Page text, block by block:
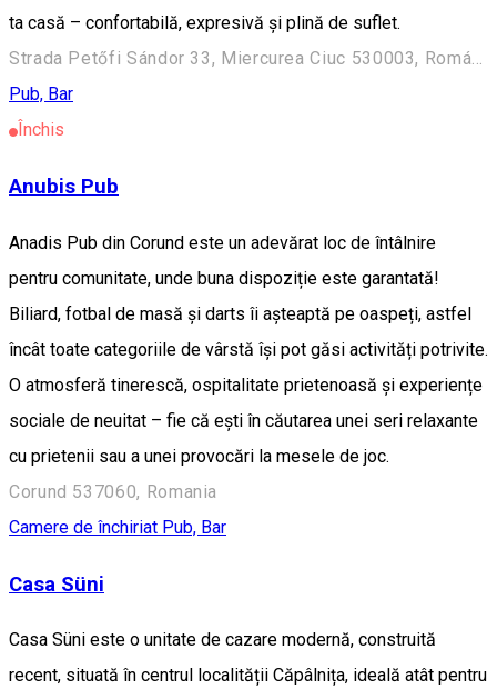
ta casă – confortabilă, expresivă și plină de suflet.
Strada Petőfi Sándor 33, Miercurea Ciuc 530003, Románia
Pub, Bar
Închis
Anubis Pub
Anadis Pub din Corund este un adevărat loc de întâlnire
pentru comunitate, unde buna dispoziție este garantată!
Biliard, fotbal de masă și darts îi așteaptă pe oaspeți, astfel
încât toate categoriile de vârstă își pot găsi activități potrivite.
O atmosferă tinerescă, ospitalitate prietenoasă și experiențe
sociale de neuitat – fie că ești în căutarea unei seri relaxante
cu prietenii sau a unei provocări la mesele de joc.
Corund 537060, Romania
Camere de închiriat Pub, Bar
Casa Süni
Casa Süni este o unitate de cazare modernă, construită
recent, situată în centrul localității Căpâlnița, ideală atât pentru